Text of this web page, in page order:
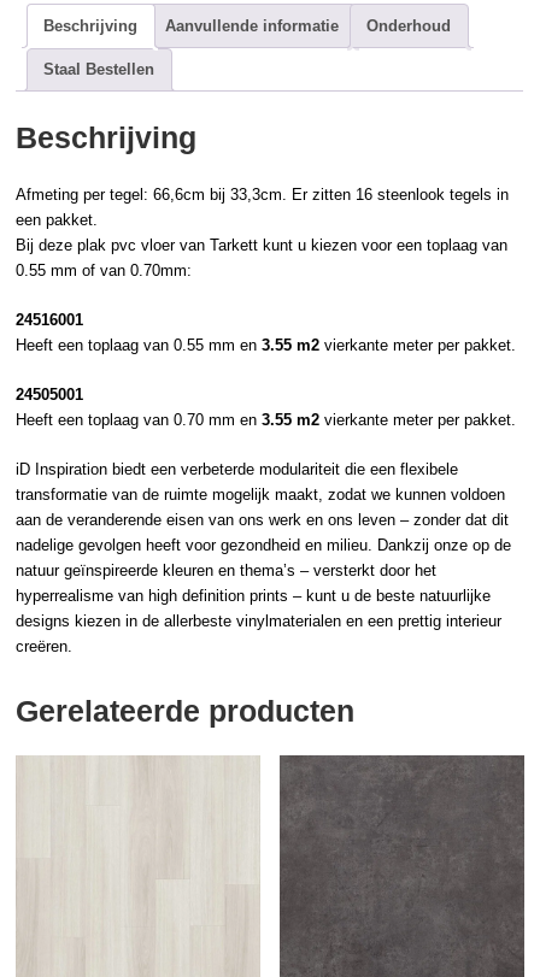
Beschrijving Aanvullende informatie Onderhoud
Staal Bestellen
Beschrijving
Afmeting per tegel: 66,6cm bij 33,3cm. Er zitten 16steenlook tegels in
een pakket.
Bij dezeplak pvc vloer vanTarkett kunt u kiezen voor een toplaag van
0.55 mm of van 0.70mm:
24516001
Heeft een toplaag van 0.55 mm en3.55 m2 vierkante meter per pakket.
24505001
Heeft een toplaag van 0.70 mm en3.55 m2 vierkante meter per pakket.
iD Inspiration biedt een verbeterde modulariteit die een flexibele
transformatie van de ruimte mogelijk maakt, zodat we kunnen voldoen
aan de veranderende eisen van ons werk en ons leven – zonder dat dit
nadelige gevolgen heeft voor gezondheid en milieu. Dankzij onze op de
natuur geïnspireerde kleuren en thema’s – versterkt door het
hyperrealisme van high definition prints – kunt u de beste natuurlijke
designs kiezen in de allerbeste vinylmaterialen en een prettig interieur
creëren.
Gerelateerde producten